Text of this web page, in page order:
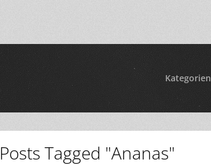
Kategorien
Posts Tagged "Ananas"